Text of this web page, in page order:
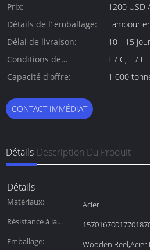
commande:
Prix:
1200 USD
Détails de l’ emballage:
Tambour
Délai de livraison:
10 - 15
Conditions de
paiement:
L / C, T / t
Capacité d'offre:
1 000
CONTACT IMMÉDIAT
Détails Description Du Produit
Détails
Matériaux:
Acier
Résistance à la
Emballage:
Wooden Reel,Acier